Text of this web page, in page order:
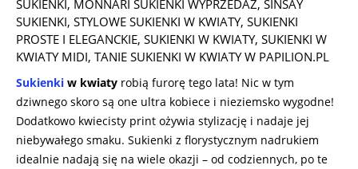
SUKIENKI, MONNARI SUKIENKI WYPRZEDAŻ, SINSAY
SUKIENKI, STYLOWE SUKIENKI W KWIATY, SUKIENKI
PROSTE I ELEGANCKIE, SUKIENKI W KWIATY, SUKIENKI W
KWIATY MIDI, TANIE SUKIENKI W KWIATY W PAPILION.PL
Sukienki w kwiaty robią furorę tego lata! Nic w tym
dziwnego skoro są one ultra kobiece i nieziemsko wygodne!
Dodatkowo kwiecisty print ożywia stylizację i nadaje jej
niebywałego smaku. Sukienki z florystycznym nadrukiem
idealnie nadają się na wiele okazji – od codziennych, po te